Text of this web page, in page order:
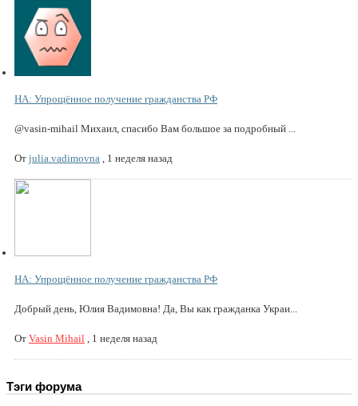
НА: Упрощённое получение гражданства РФ
@vasin-mihail Михаил, спасибо Вам большое за подробный ...
От julia.vadimovna 1 неделя назад
НА: Упрощённое получение гражданства РФ
Добрый день, Юлия Вадимовна! Да, Вы как гражданка Украи...
От Vasin Mihail 1 неделя назад
Тэги форума